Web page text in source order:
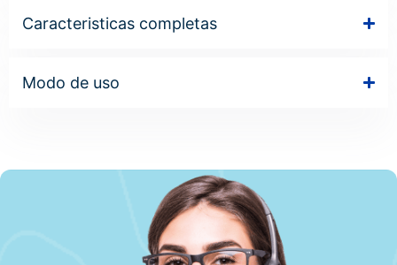
Caracteristicas completas
Modo de uso